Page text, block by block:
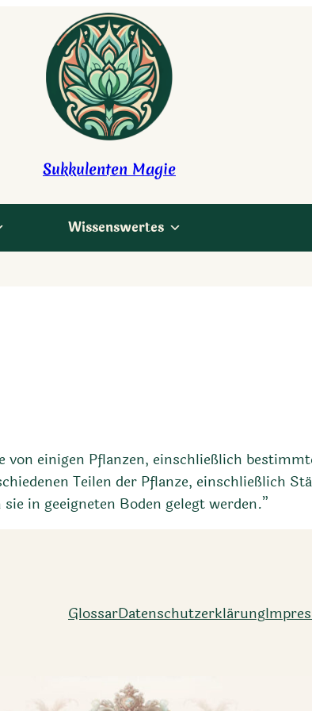
Sukkulenten Magie
Wissenswertes
einigen Pflanzen, einschließlich
Teilen der Pflanze, einschließlich
in geeigneten Boden gelegt werden.”
GlossarDatenschutz­erklärung